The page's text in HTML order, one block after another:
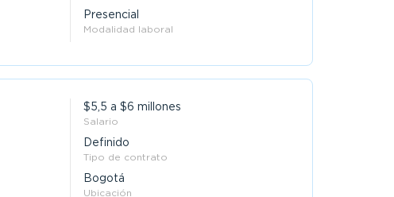
Presencial
Modalidad laboral
$5,5 a $6 millones
Salario
Definido
Tipo de contrato
Bogotá
Ubicación